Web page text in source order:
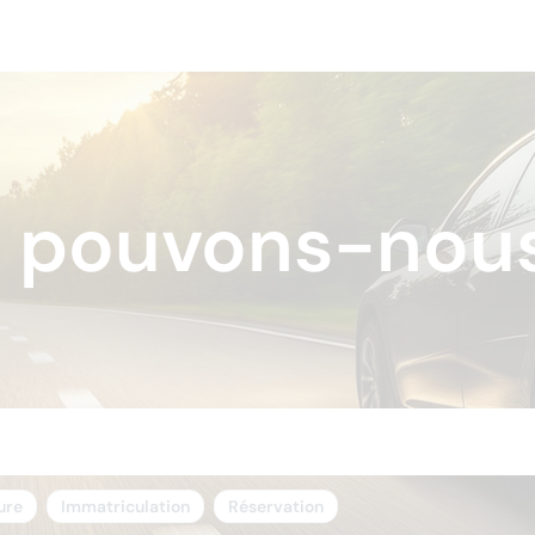
Immatriculation Réservation